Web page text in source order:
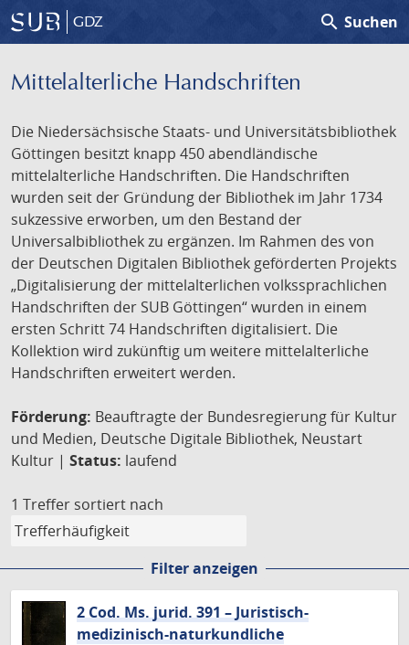
GDZ search Suchen
Mittelalterliche Handschriften
Die Niedersächsische Staats- und Universitätsbibliothek
Göttingen besitzt knapp 450 abendländische
mittelalterliche Handschriften. Die Handschriften
wurden seit der Gründung der Bibliothek im Jahr 1734
sukzessive erworben, um den Bestand der
Universalbibliothek zu ergänzen. Im Rahmen des von
der Deutschen Digitalen Bibliothek geförderten Projekts
„Digitalisierung der mittelalterlichen volkssprachlichen
Handschriften der SUB Göttingen“ wurden in einem
ersten Schritt 74 Handschriften digitalisiert. Die
Kollektion wird zukünftig um weitere mittelalterliche
Handschriften erweitert werden.
Förderung: Beauftragte der Bundesregierung für Kultur
und Medien, Deutsche Digitale Bibliothek, Neustart
Kultur | Status: laufend
1 Treffer sortiert nach
Filter anzeigen
2 Cod. Ms. jurid. 391 – Juristisch-
medizinisch-naturkundliche